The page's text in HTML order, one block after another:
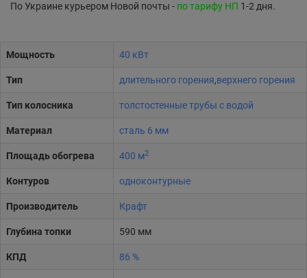
По Украине курьером Новой почты - по тарифу НП 1-2 дня.
Мощность 40 кВт
Тип длительного горения,верхнего горения
Тип колосника толстостенные трубы с водой
Материал сталь 6 мм
Площадь обогрева 400 м2
Контуров одноконтурные
Производитель Крафт
Глубина топки 590 мм
КПД 86 %